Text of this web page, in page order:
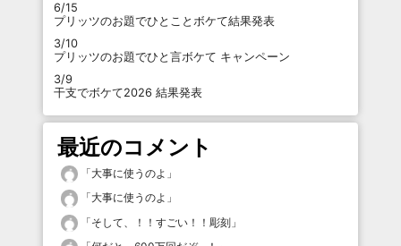
6/15
プリッツのお題でひとことボケて結果発表
3/10
プリッツのお題でひと言ボケて キャンペーン
3/9
干支でボケて2026 結果発表
最近のコメント
「大事に使うのよ 」
「大事に使うのよ 」
「そして、！！すごい！！彫刻 」